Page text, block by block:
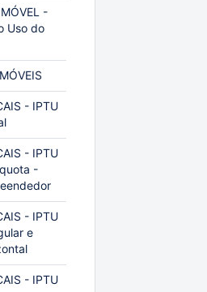
-
Uso do
- IPTU
- IPTU
-
- IPTU
e
- IPTU